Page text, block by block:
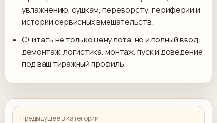
увлажнению, сушкам, перевороту, периферии и
истории сервисных вмешательств.
Считать не только цену лота, но и полный ввод:
демонтаж, логистика, монтаж, пуск и доведение
под ваш тиражный профиль.
Предыдущее в категории